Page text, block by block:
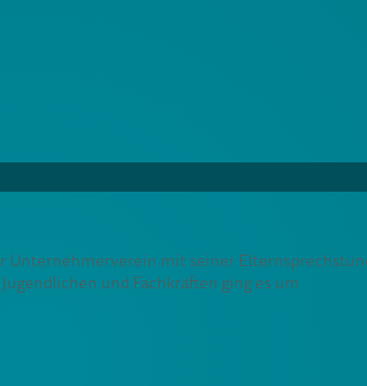
Unternehmerverein mit seiner
und Fachkräften ging es um